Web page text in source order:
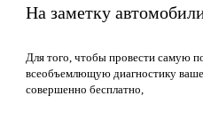
На заметку
Для того, чтобы провести самую
всеобъемлющую диагностику
совершенно бесплатно,